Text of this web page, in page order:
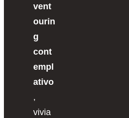
vent
ourin
g
cont
empl
ativo
,
vivia